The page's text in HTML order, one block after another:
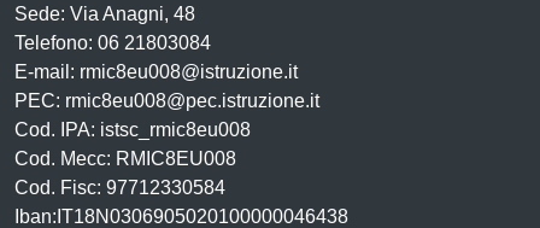
Sede: Via Anagni, 48
Telefono: 06 21803084
E-mail: rmic8eu008@istruzione.it
PEC: rmic8eu008@pec.istruzione.it
Cod. IPA: istsc_rmic8eu008
Cod. Mecc: RMIC8EU008
Cod. Fisc: 97712330584
Iban:IT18N0306905020100000046438